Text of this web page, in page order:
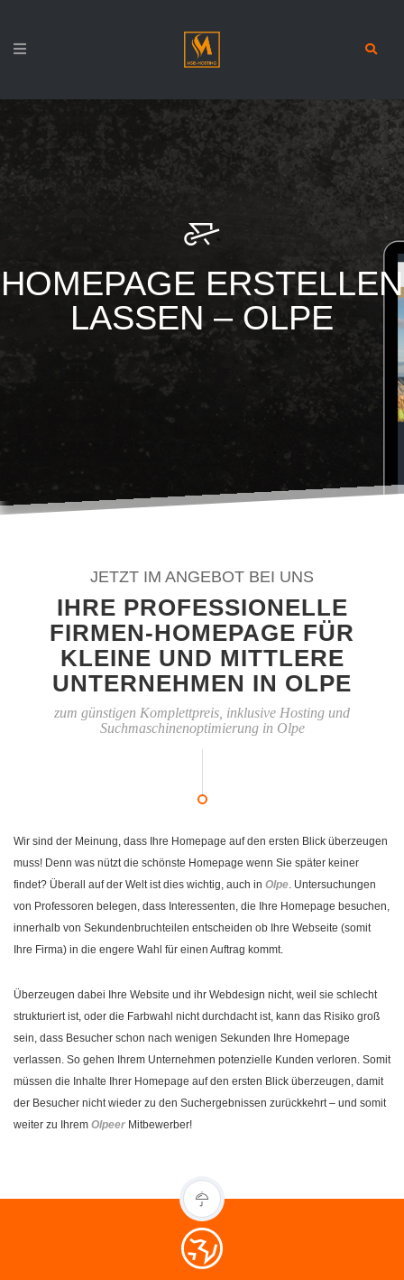
HOMEPAGE ERSTELLEN
LASSEN – OLPE
JETZT IM ANGEBOT BEI UNS
IHRE PROFESSIONELLE
FIRMEN-HOMEPAGE FÜR
KLEINE UND MITTLERE
UNTERNEHMEN IN OLPE
zum günstigen Komplettpreis, inklusive Hosting und
Suchmaschinenoptimierung in Olpe
Wir sind der Meinung, dass Ihre Homepage auf den ersten Blick überzeugen
muss! Denn was nützt die schönste Homepage wenn Sie später keiner
findet? Überall auf der Welt ist dies wichtig, auch in Olpe. Untersuchungen
von Professoren belegen, dass Interessenten, die Ihre Homepage besuchen,
innerhalb von Sekundenbruchteilen entscheiden ob Ihre Webseite (somit
Ihre Firma) in die engere Wahl für einen Auftrag kommt.
Überzeugen dabei Ihre Website und ihr Webdesign nicht, weil sie schlecht
strukturiert ist, oder die Farbwahl nicht durchdacht ist, kann das Risiko groß
sein, dass Besucher schon nach wenigen Sekunden Ihre Homepage
verlassen. So gehen Ihrem Unternehmen potenzielle Kunden verloren. Somit
müssen die Inhalte Ihrer Homepage auf den ersten Blick überzeugen, damit
der Besucher nicht wieder zu den Suchergebnissen zurückkehrt – und somit
weiter zu Ihrem Olpeer Mitbewerber!